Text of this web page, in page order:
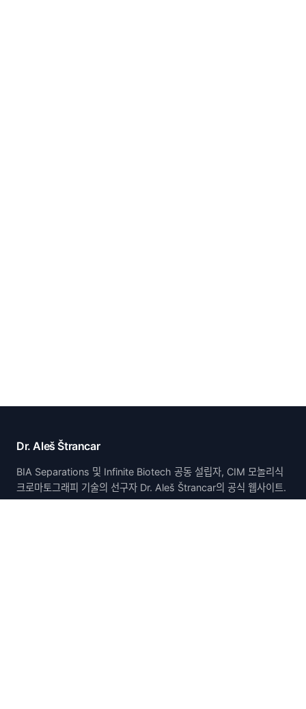
Dr. Aleš Štrancar
BIA Separations 및 Infinite Biotech 공동 설립자, CIM 모놀리식
크로마토그래피 기술의 선구자 Dr. Aleš Štrancar의 공식 웹사이트.